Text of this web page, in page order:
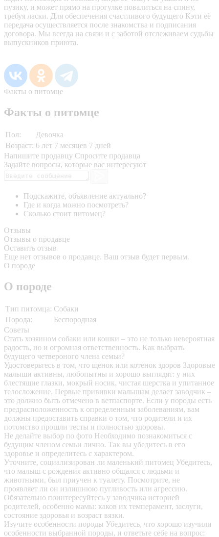
пузику, и может прямо на прогулке повалиться на спину,
требуя ласки. Для обеспечения счастливого будущего Кэти её
передача осуществляется после знакомства и подписания
договора. Мы всегда на связи и с заботой отслеживаем судьбы
выпускников приюта.
Факты о питомце
Факты о питомце
Пол:
Девочка
Возраст: 6 лет 7 месяцев 7 дней
Напишите продавцу Спросите продавца
Задайте вопросы, которые вас интересуют
Подскажите, объявление актуально?
Где и когда можно посмотреть?
Сколько стоит питомец?
Отзывы
Отзывы о продавце
Оставить отзыв
Еще нет отзывов о продавце. Ваш отзыв будет первым.
О породе
О породе
Тип питомца: Собаки
Порода:
Беспородная
Советы
Стать хозяином собаки или кошки – это не только невероятная
радость, но и огромная ответственность. Как выбрать
будущего четвероного члена семьи?
Удостоверьтесь в том, что щенок или котенок здоров Здоровые
малыши активны, любопытны и хорошо выглядят: у них
блестящие глазки, мокрый носик, чистая шерстка и упитанное
телосложение. Первые прививки малышам делает заводчик –
это должно быть отмечено в ветпаспорте. Если у породы есть
предрасположенность к определенным заболеваниям, вам
должны предоставить справки о том, что родители и их
потомство прошли тесты и полностью здоровы.
Не делайте выбор по фото Необходимо познакомиться с
будущим членом семьи лично. Так вы убедитесь в его
здоровье и определитесь с характером.
Уточните, социализирован ли маленький питомец Убедитесь,
что малыш с рождения активно общался с людьми и
животными, был приучен к туалету. Посмотрите, не
проявляет ли он излишнюю пугливость или агрессию.
Обязательно поинтересуйтесь у заводчика историей
родителей, особенно мамы: каков их темперамент, заслуги,
состояние здоровья и возраст вязки.
Изучите особенности породы Убедитесь, что хорошо изучили
особенности выбранной породы, и ответьте себе на вопрос: